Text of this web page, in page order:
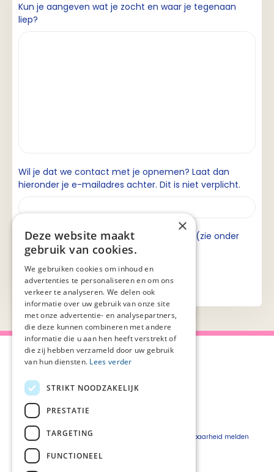
Kun je aangeven wat je zocht en waar je tegenaan
liep?
Wil je dat we contact met je opnemen? Laat dan
hieronder je e-mailadres achter. Dit is niet verplicht.
Ik ga akkoord met de privacyverklaring (zie onder
aan de pagina).
Over Palliaweb
Over PZNL
Pers
Vacatures
Webshop
Privacyverklaring
Beveiligingskwetsbaarheid melden
×
Deze website maakt
gebruik van cookies.
We gebruiken cookies om inhoud en
advertenties te personaliseren en om ons
verkeer te analyseren. We delen ook
informatie over uw gebruik van onze site
met onze advertentie- en analysepartners,
die deze kunnen combineren met andere
informatie die u aan hen heeft verstrekt of
die zij hebben verzameld door uw gebruik
van hun diensten. Lees verder
STRIKT NOODZAKELIJK
PRESTATIE
TARGETING
FUNCTIONEEL